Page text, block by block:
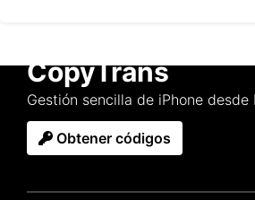
CopyTrans
Gestión sencilla de iPhone desde
Obtener códigos